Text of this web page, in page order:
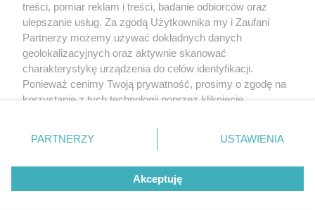
Grupy: Ciasta Ciasta z owocami
Serniki
Tagi:
agar agar borówki
mąka kokosowa
mąka migdałowa
sernik
sernik borówkowy
sernik gotowany
więcej tagów
Nikt jeszcze nie napisał opinii. Bądź pierwszy!
Napisz do nas
Regulamin
Polityka cookies
Polityka prywatności Reklama
treści, pomiar reklam i treści, badanie odbiorców oraz
ulepszanie usług. Za zgodą Użytkownika my i Zaufani
Partnerzy możemy używać dokładnych danych
geolokalizacyjnych oraz aktywnie skanować
charakterystykę urządzenia do celów identyfikacji.
Ponieważ cenimy Twoją prywatność, prosimy o zgodę na
korzystanie z tych technologii poprzez kliknięcie
zmienić/wycofać klikając przycisk ustawień prywatności
znajdujący się w lewym dolnym rogu strony
rodzaje przetwarzania danych nie wymagają zgody
użytkownika, ale masz prawo sprzeciwić się takiemu
przetwarzaniu. Preferencje będą miały zastosowania tylko
PARTNERZY USTAWIENIA
Akceptuję